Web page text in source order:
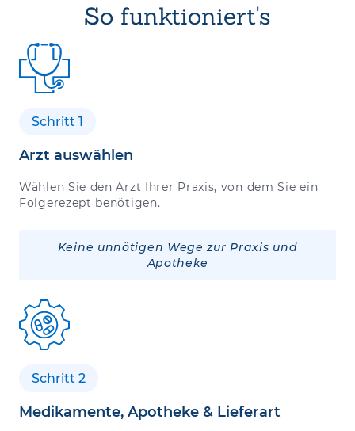
So funktioniert's
Schritt 1
Arzt auswählen
Wählen Sie den Arzt Ihrer Praxis, von dem Sie ein
Folgerezept benötigen.
Keine unnötigen Wege zur Praxis und
Apotheke
Schritt 2
Medikamente, Apotheke & Lieferart